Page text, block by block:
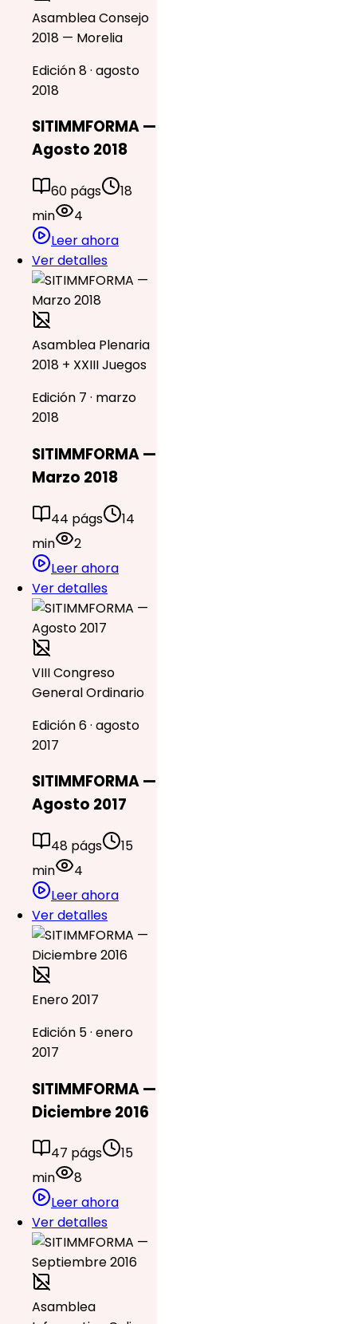
Asamblea Consejo
2018 — Morelia
Edición 8 · agosto
2018
SITIMMFORMA —
Agosto 2018
60 págs
18
min
4
Leer ahora
Ver detalles
Asamblea Plenaria
2018 + XXIII Juegos
Edición 7 · marzo
2018
SITIMMFORMA —
Marzo 2018
44 págs
14
min
2
Leer ahora
Ver detalles
VIII Congreso
General Ordinario
Edición 6 · agosto
2017
SITIMMFORMA —
Agosto 2017
48 págs
15
min
4
Leer ahora
Ver detalles
Enero 2017
Edición 5 · enero
2017
SITIMMFORMA —
Diciembre 2016
47 págs
15
min
8
Leer ahora
Ver detalles
Asamblea